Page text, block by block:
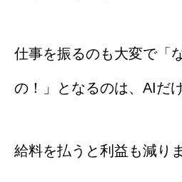
仕事を振るのも大変で「
の！」となるのは、AIだ
給料を払うと利益も減り